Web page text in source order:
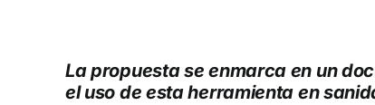
La propuesta se enmarca en un
el uso de esta herramienta en